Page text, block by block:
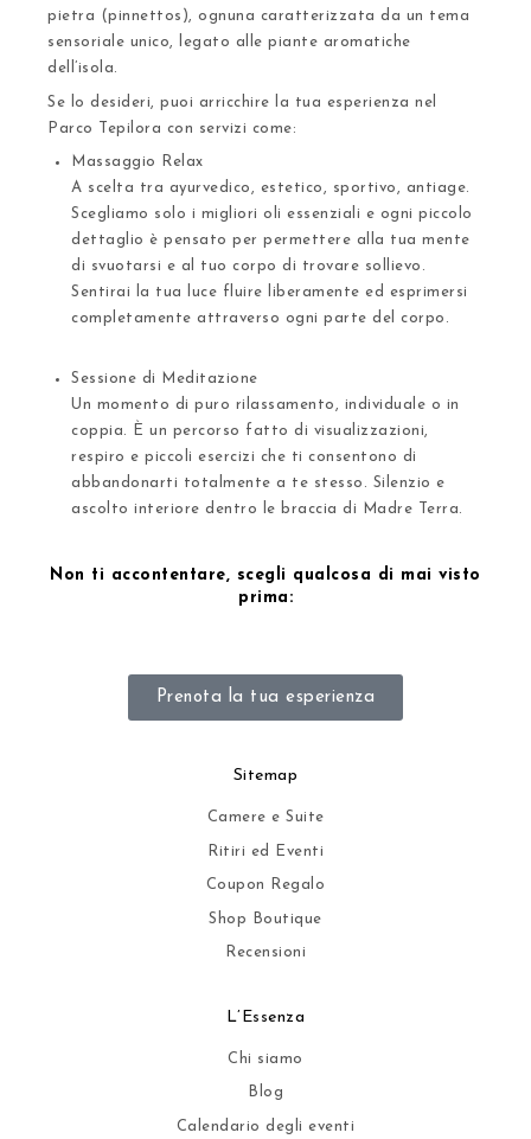
pietra (pinnettos), ognuna caratterizzata da un tema
sensoriale unico, legato alle piante aromatiche
dell’isola.
Se lo desideri, puoi arricchire la tua esperienza nel
Parco Tepilora con servizi come:
Massaggio Relax
A scelta tra ayurvedico, estetico, sportivo, antiage.
Scegliamo solo i migliori oli essenziali e ogni piccolo
dettaglio è pensato per permettere alla tua mente
di svuotarsi e al tuo corpo di trovare sollievo.
Sentirai la tua luce fluire liberamente ed esprimersi
completamente attraverso ogni parte del corpo.
Sessione di Meditazione
Un momento di puro rilassamento, individuale o in
coppia. È un percorso fatto di visualizzazioni,
respiro e piccoli esercizi che ti consentono di
abbandonarti totalmente a te stesso. Silenzio e
ascolto interiore dentro le braccia di Madre Terra.
Non ti accontentare, scegli qualcosa di mai visto
prima:
Prenota la tua esperienza
Sitemap
Camere e Suite
Ritiri ed Eventi
Coupon Regalo
Shop Boutique
Recensioni
L’Essenza
Chi siamo
Blog
Calendario degli eventi